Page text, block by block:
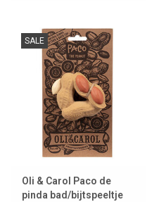
SALE
Oli & Carol Paco de
pinda bad/bijtspeeltje